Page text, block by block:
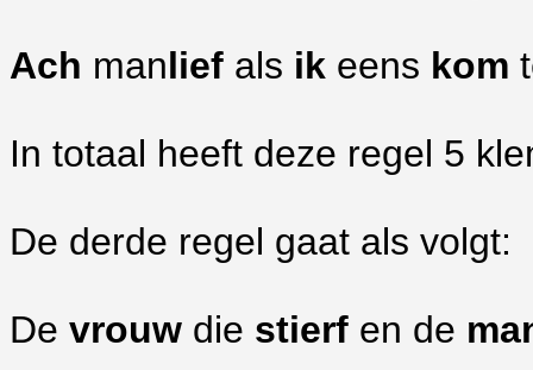
Ach manlief als ik eens kom
In totaal heeft deze regel 5
De derde regel gaat als volgt:
De vrouw die stierf en de